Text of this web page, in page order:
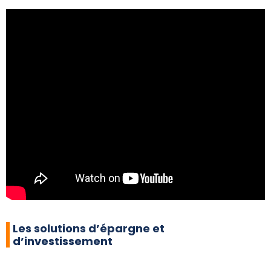
Les solutions d’épargne et
d’investissement